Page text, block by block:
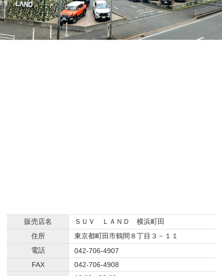
販売店名
ＳＵＶ ＬＡＮＤ 横浜町田
住所
東京都町田市鶴間８丁目３－１１
電話
042-706-4907
FAX
042-706-4908